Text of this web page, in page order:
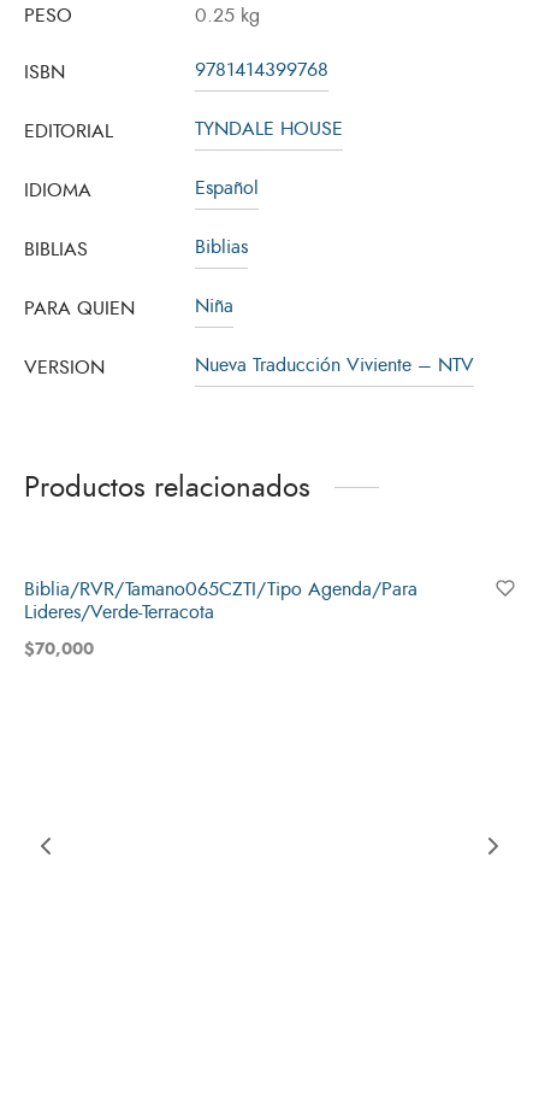
PESO 0.25 kg
ISBN 9781414399768
EDITORIAL TYNDALE HOUSE
IDIOMA Español
BIBLIAS Biblias
PARA QUIEN Niña
VERSION Nueva Traducción Viviente – NTV
Productos relacionados
Biblia/RVR/Tamano065CZTI/Tipo Agenda/Para
Lideres/Verde-Terracota
$70,000